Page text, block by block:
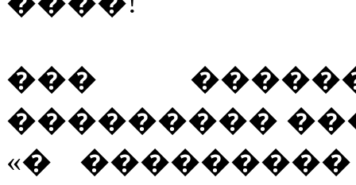
���
���������
«�